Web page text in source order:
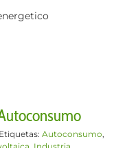
Etiquetas: Autoconsumo,